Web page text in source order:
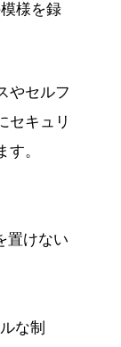
様を録
やセルフ
セキュリ
。
置けない
な制